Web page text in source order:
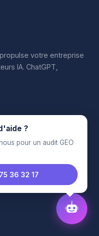
votre entreprise
IA. ChatGPT,
?
pour un audit GEO
36 32 17